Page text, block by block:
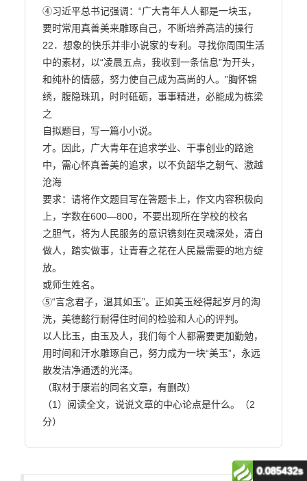
④习近平总书记强调：“广大青年人人都是一块玉，
要时常用真善美来雕琢自己，不断培养高洁的操行
22．想象的快乐并非小说家的专利。寻找你周围生活
中的素材，以“凌晨五点，我收到一条信息”为开头，
和纯朴的情感，努力使自己成为高尚的人。”胸怀锦
绣，腹隐珠玑，时时砥砺，事事精进，必能成为栋梁
之
自拟题目，写一篇小小说。
才。因此，广大青年在追求学业、干事创业的路途
中，需心怀真善美的追求，以不负韶华之朝气、激越
沧海
要求：请将作文题目写在答题卡上，作文内容积极向
上，字数在600—800，不要出现所在学校的校名
之胆气，将为人民服务的意识镌刻在灵魂深处，清白
做人，踏实做事，让青春之花在人民最需要的地方绽
放。
或师生姓名。
⑤“言念君子，温其如玉”。正如美玉经得起岁月的淘
洗，美德懿行耐得住时间的检验和人心的评判。
以人比玉，由玉及人，我们每个人都需要更加勤勉，
用时间和汗水雕琢自己，努力成为一块“美玉”，永远
散发洁净通透的光泽。
（取材于康岩的同名文章，有删改）
（1）阅读全文，说说文章的中心论点是什么。（2
分）
0.085432s